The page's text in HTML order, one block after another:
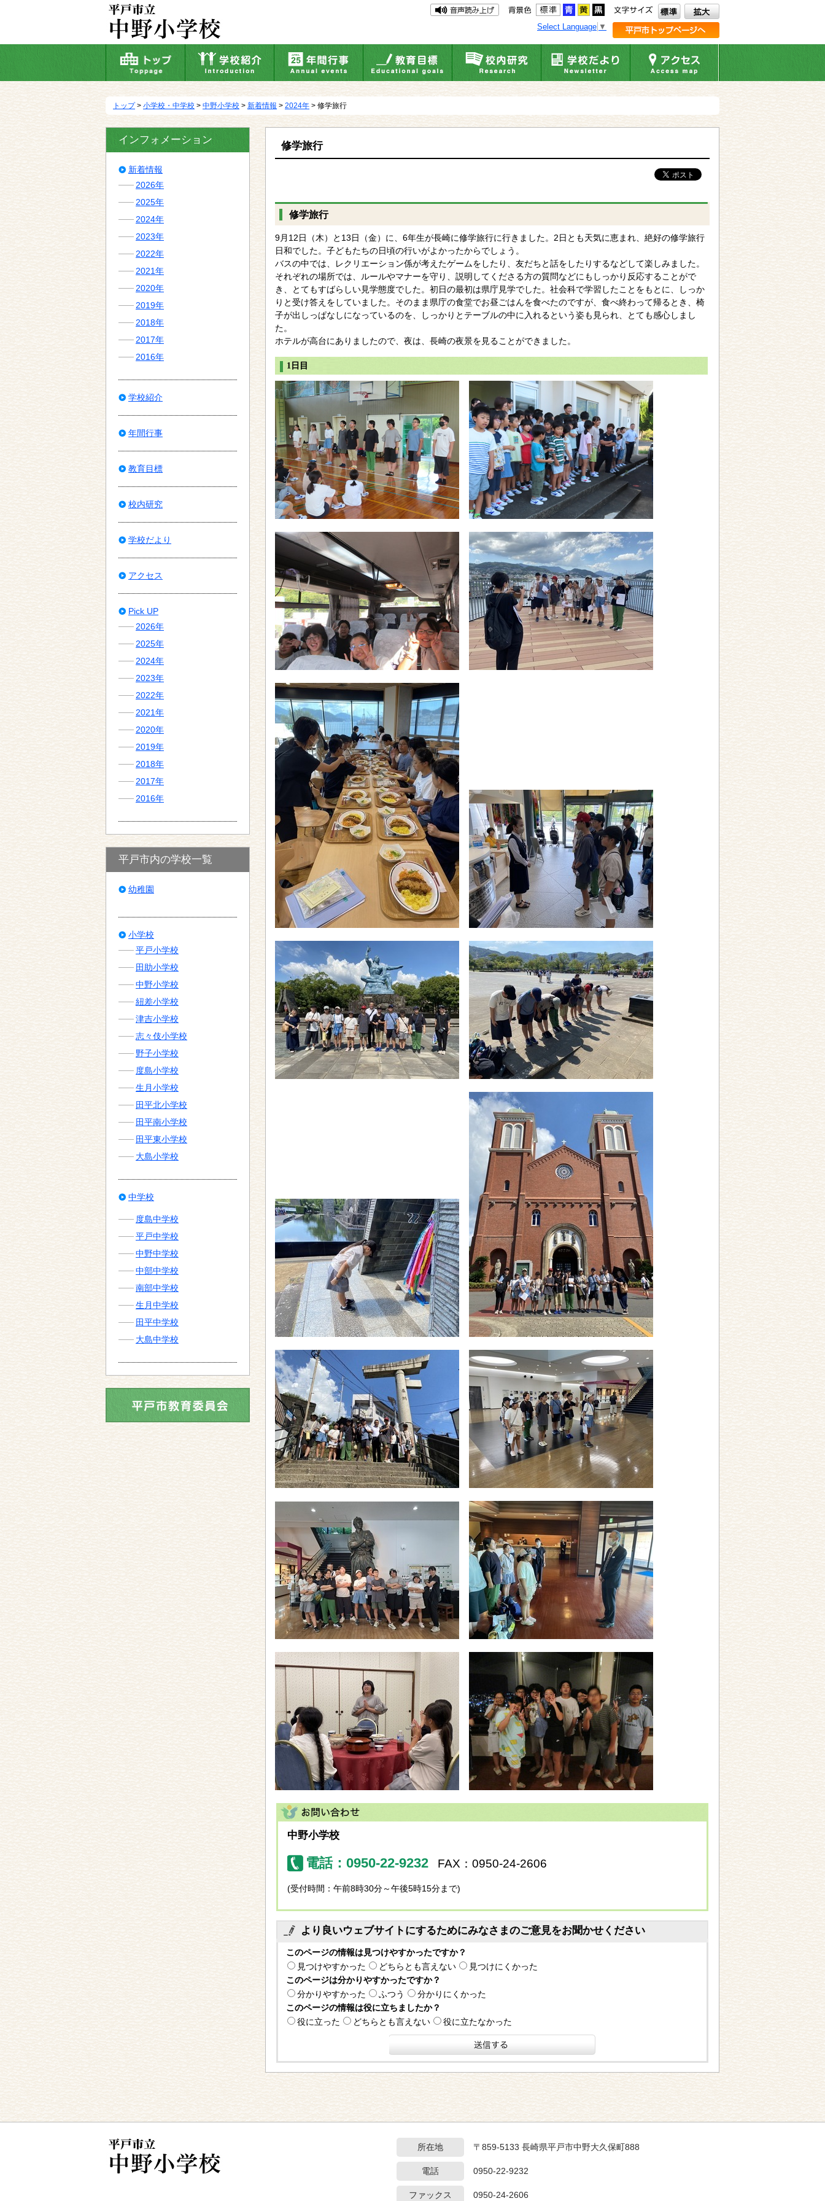
動
Select Language ▼
トップ> 小学校・中学校 > 中野小学校 > 新着情報 > 2024年 > 修学旅行
修学旅行
修学旅行
9月12日（木）と13日（金）に、6年生が長崎に修学旅行に行きました。2日とも天気に恵まれ、絶好の修学旅行
日和でした。子どもたちの日頃の行いがよかったからでしょう。
バスの中では、レクリエーション係が考えたゲームをしたり、友だちと話をしたりするなどして楽しみました。
それぞれの場所では、ルールやマナーを守り、説明してくださる方の質問などにもしっかり反応することがで
き、とてもすばらしい見学態度でした。初日の最初は県庁見学でした。社会科で学習したことをもとに、しっか
りと受け答えをしていました。そのまま県庁の食堂でお昼ごはんを食べたのですが、食べ終わって帰るとき、椅
子が出しっぱなしになっているのを、しっかりとテーブルの中に入れるという姿も見られ、とても感心しまし
た。
ホテルが高台にありましたので、夜は、長崎の夜景を見ることができました。
1日目
中野小学校
電話：0950-22-9232 FAX：0950-24-2606
(受付時間：午前8時30分～午後5時15分まで)
より良いウェブサイトにするためにみなさまのご意見をお聞かせください
このページの情報は見つけやすかったですか？
見つけやすかった
どちらとも言えない
見つけにくかった
このページは分かりやすかったですか？
分かりやすかった
ふつう
分かりにくかった
このページの情報は役に立ちましたか？
役に立った
どちらとも言えない 役に立たなかった
インフォメーション
新着情報
2026年
2025年
2024年
2023年
2022年
2021年
2020年
2019年
2018年
2017年
2016年
学校紹介
年間行事
教育目標
校内研究
学校だより
アクセス
Pick UP
2026年
2025年
2024年
2023年
2022年
2021年
2020年
2019年
2018年
2017年
2016年
平戸市内の学校一覧
幼稚園
小学校
平戸小学校
田助小学校
中野小学校
紐差小学校
津吉小学校
志々伎小学校
野子小学校
度島小学校
生月小学校
田平北小学校
田平南小学校
田平東小学校
大島小学校
中学校
度島中学校
平戸中学校
中野中学校
中部中学校
南部中学校
生月中学校
田平中学校
大島中学校
所在地 〒859-5133 長崎県平戸市中野大久保町888
電話 0950-22-9232
ファックス 0950-24-2606